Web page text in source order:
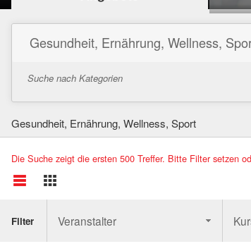
Gesundheit, Ernährung, Wellness,
Suche nach Kategorien
Gesundheit, Ernährung, Wellness, Sport
Die Suche zeigt die ersten 500 Treffer. Bitte Filter setzen
Filter Veranstalter